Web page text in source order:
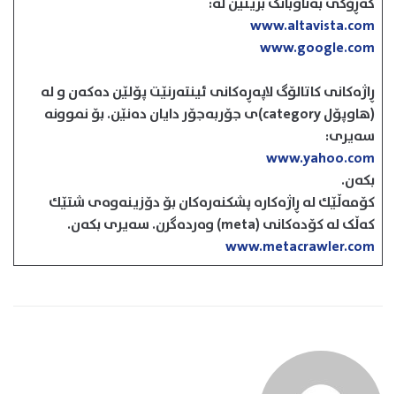
www.altavista.com
www.google.com
ڕاژه‌كانی كاتالۆگ لاپه‌ڕه‌كانی ئینته‌رنێت پۆلێن ده‌كه‌ن و له
(هاوپۆل category)ی جۆربه‌جۆر دایان ده‌نێن. بۆ نموونه
سه‌یری:
www.yahoo.com
بكه‌ن.
كۆمه‌ڵێك له ڕاژه‌كاره‌‌ پشكنه‌ره‌كان بۆ دۆزینه‌وه‌ی شتێك
كه‌‌ڵک له كۆده‌كانی (meta) وه‌رده‌گرن. سەیری بکەن.
www.metacrawler.com